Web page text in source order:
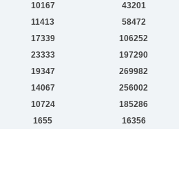
10167 43201
11413 58472
17339 106252
23333 197290
19347 269982
14067 256002
10724 185286
1655 16356